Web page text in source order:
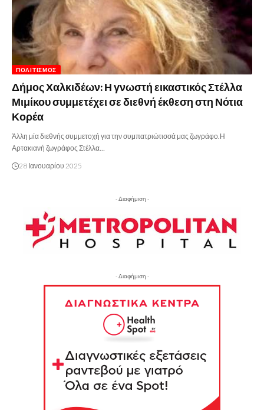
ΠΟΛΙΤΙΣΜΌΣ
Δήμος Χαλκιδέων: Η γνωστή εικαστικός Στέλλα
Μιμίκου συμμετέχει σε διεθνή έκθεση στη Νότια
Κορέα
Άλλη μία διεθνής συμμετοχή για την συμπατριώτισσά μας ζωγράφο.Η
Αρτακιανή ζωγράφος Στέλλα…
28 Ιανουαρίου 2025
- Διαφήμιση -
- Διαφήμιση -